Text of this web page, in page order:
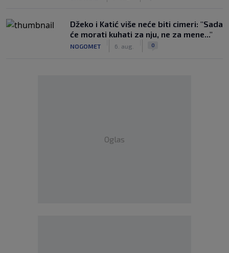
Džeko i Katić više neće biti cimeri: "Sada
će morati kuhati za nju, ne za mene..."
NOGOMET 6. aug. 0
Oglas